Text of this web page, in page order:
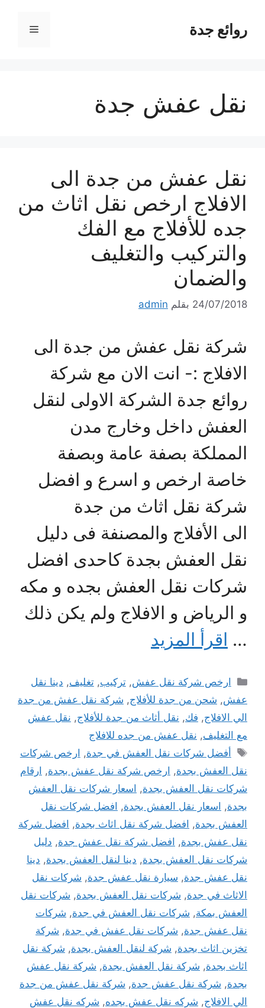
المحتوىروائع جدة القائمة
نقل عفش جدة
نقل عفش من جدة الى
الافلاج ارخص نقل اثاث من
جده للأفلاج مع الفك
والتركيب والتغليف
والضمان
24/07/2018 بقلم admin
شركة نقل عفش من جدة الى
الافلاج :- انت الان مع شركة
روائع جدة الشركة الاولى لنقل
العفش داخل وخارج مدن
المملكة بصفة عامة وبصفة
خاصة ارخص و اسرع و افضل
شركة نقل اثاث من جدة
الى الأفلاج والمصنفة فى دليل
نقل العفش بجدة كاحدى افضل
شركات نقل العفش بجده و مكه
و الرياض و الافلاج ولم يكن ذلك
… اقرأ المزيد
التصنيفات
ارخص شركة نقل عفش,تركيب,تغليف, دينا نقل
عفش, شحن من جدة للأفلاج, شركة نقل عفش من جدة
الي الافلاج, فك, نقل أثاث من جدة للأفلاج, نقل عفش
مع التغليف, نقل عفش من جده للافلاج
الوسوم
أفضل شركات نقل العفش في جدة, ارخص شركات
نقل العفش بجدة, ارخص شركة نقل عفش بجدة, ارقام
شركات نقل العفش بجدة, اسعار شركات نقل العفش
بجدة, اسعار نقل العفش بجدة, افضل شركات نقل
العفش بجدة, افضل شركة نقل اثاث بجدة, افضل شركة
نقل عفش بجدة, افضل شركة نقل عفش جدة, دليل
شركات نقل العفش بجدة, دينا لنقل العفش بجدة, دينا
نقل عفش جدة, سيارة نقل عفش جدة, شركات نقل
الاثاث في جدة, شركات نقل العفش بجدة, شركات نقل
العفش بمكة, شركات نقل العفش في جدة, شركات
نقل عفش جدة, شركات نقل عفش في جدة, شركة
تخزين اثاث بجدة, شركة لنقل العفش بجدة, شركة نقل
اثاث بجدة, شركة نقل العفش بجدة, شركة نقل عفش
بجدة, شركة نقل عفش جدة, شركة نقل عفش من جدة
الي الافلاج, شركه نقل عفش بجده, شركه نقل عفش